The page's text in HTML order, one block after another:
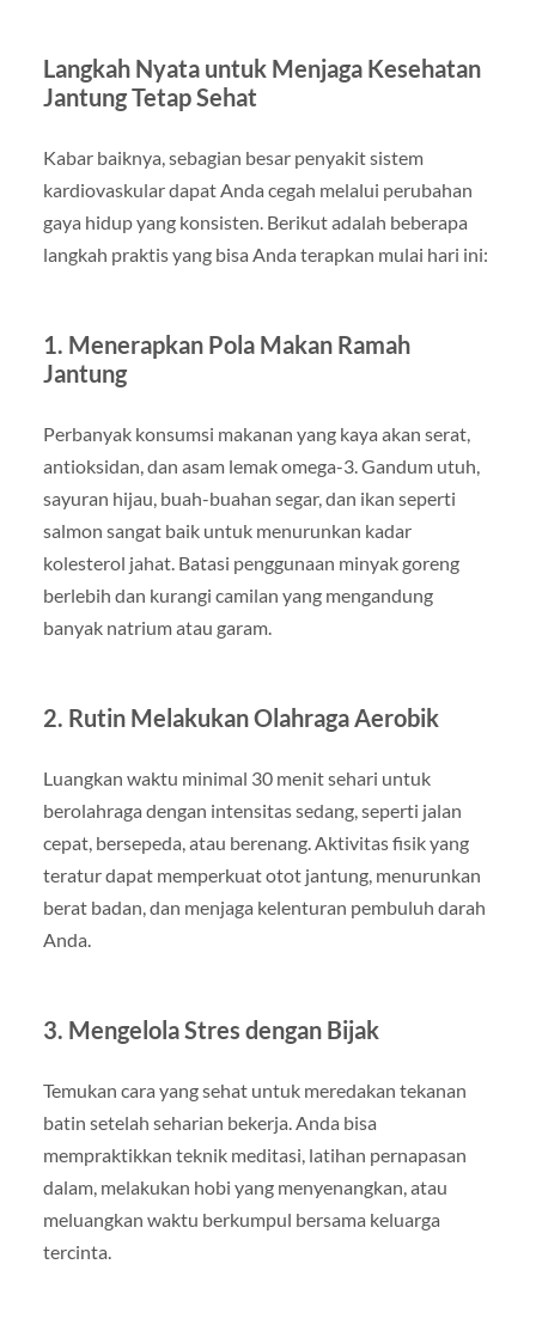
Langkah Nyata untuk Menjaga Kesehatan
Jantung Tetap Sehat
Kabar baiknya, sebagian besar penyakit sistem
kardiovaskular dapat Anda cegah melalui perubahan
gaya hidup yang konsisten. Berikut adalah beberapa
langkah praktis yang bisa Anda terapkan mulai hari ini:
1. Menerapkan Pola Makan Ramah
Jantung
Perbanyak konsumsi makanan yang kaya akan serat,
antioksidan, dan asam lemak omega-3. Gandum utuh,
sayuran hijau, buah-buahan segar, dan ikan seperti
salmon sangat baik untuk menurunkan kadar
kolesterol jahat. Batasi penggunaan minyak goreng
berlebih dan kurangi camilan yang mengandung
banyak natrium atau garam.
2. Rutin Melakukan Olahraga Aerobik
Luangkan waktu minimal 30 menit sehari untuk
berolahraga dengan intensitas sedang, seperti jalan
cepat, bersepeda, atau berenang. Aktivitas fisik yang
teratur dapat memperkuat otot jantung, menurunkan
berat badan, dan menjaga kelenturan pembuluh darah
Anda.
3. Mengelola Stres dengan Bijak
Temukan cara yang sehat untuk meredakan tekanan
batin setelah seharian bekerja. Anda bisa
mempraktikkan teknik meditasi, latihan pernapasan
dalam, melakukan hobi yang menyenangkan, atau
meluangkan waktu berkumpul bersama keluarga
tercinta.